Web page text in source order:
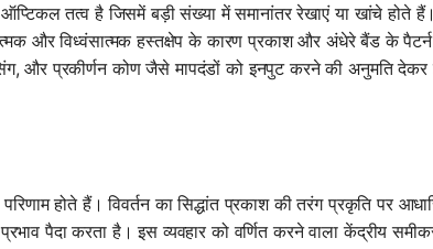
तत्व है जिसमें बड़ी संख्या में समानांतर रेखाएं या खांचे होते
और विध्वंसात्मक हस्तक्षेप के कारण प्रकाश और अंधेरे बैंड के
और प्रकीर्णन कोण जैसे मापदंडों को इनपुट करने की अनुमति
परिणाम होते हैं। विवर्तन का सिद्धांत प्रकाश की तरंग प्रकृति पर
पैदा करता है। इस व्यवहार को वर्णित करने वाला केंद्रीय